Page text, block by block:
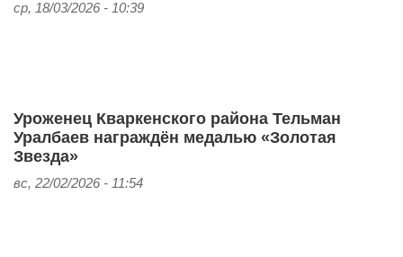
ср, 18/03/2026 - 10:39
Уроженец Кваркенского района Тельман
Уралбаев награждён медалью «Золотая
Звезда»
вс, 22/02/2026 - 11:54